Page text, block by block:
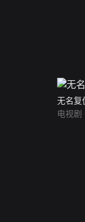
无名复
电视剧